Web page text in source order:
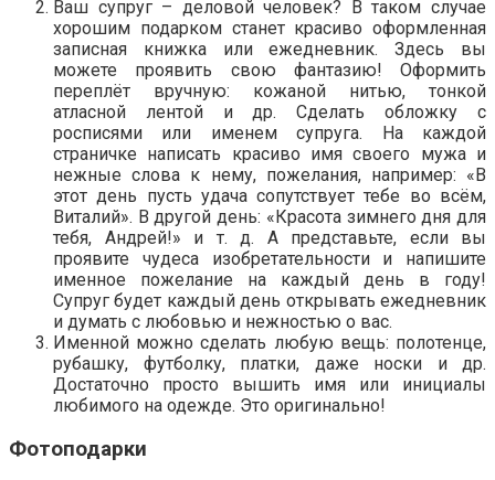
Ваш супруг – деловой человек? В таком случае
хорошим подарком станет красиво оформленная
записная книжка или ежедневник. Здесь вы
можете проявить свою фантазию! Оформить
переплёт вручную: кожаной нитью, тонкой
атласной лентой и др. Сделать обложку с
росписями или именем супруга. На каждой
страничке написать красиво имя своего мужа и
нежные слова к нему, пожелания, например: «В
этот день пусть удача сопутствует тебе во всём,
Виталий». В другой день: «Красота зимнего дня для
тебя, Андрей!» и т. д. А представьте, если вы
проявите чудеса изобретательности и напишите
именное пожелание на каждый день в году!
Супруг будет каждый день открывать ежедневник
и думать с любовью и нежностью о вас.
Именной можно сделать любую вещь: полотенце,
рубашку, футболку, платки, даже носки и др.
Достаточно просто вышить имя или инициалы
любимого на одежде. Это оригинально!
Фотоподарки